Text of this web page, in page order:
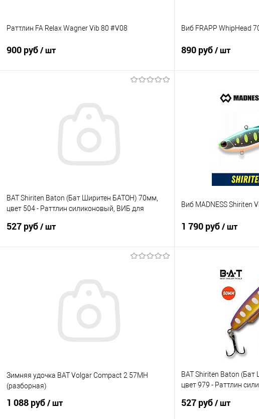
Раттлин FA Relax Wagner Vib 80 #V08
900 руб/ шт
Виб FRAPP WhipHead
890 руб/ шт
BAT Shiriten Baton (Бат Ширитен БАТОН) 70мм,
цвет 504 - Раттлин силиконовый, ВИБ для
527 руб/ шт
Виб MADNESS Shiriten
1 790 руб/ шт
Купить в 1 клик
Зимняя удочка BAT Volgar Compact 2 57MH
(разборная)
1 088 руб/ шт
BAT Shiriten Baton
цвет 979 - Раттлин
527 руб/ шт